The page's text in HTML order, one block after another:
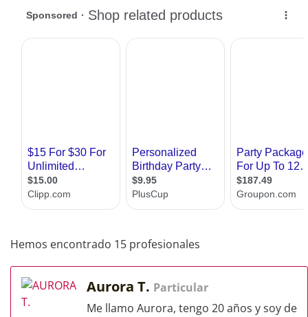
Hemos encontrado 15 profesionales
Aurora T. Particular
Me llamo Aurora, tengo 20 años y soy de